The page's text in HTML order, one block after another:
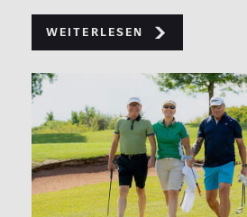
Weiterlesen